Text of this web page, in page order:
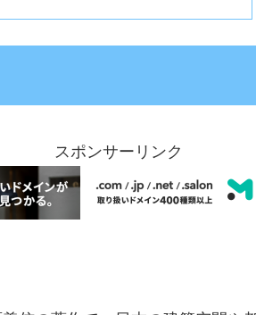
スポンサーリンク